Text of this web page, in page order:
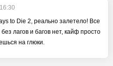
to Die 2, реально залетело! Все
лагов и багов нет, кайф просто
на глюки.